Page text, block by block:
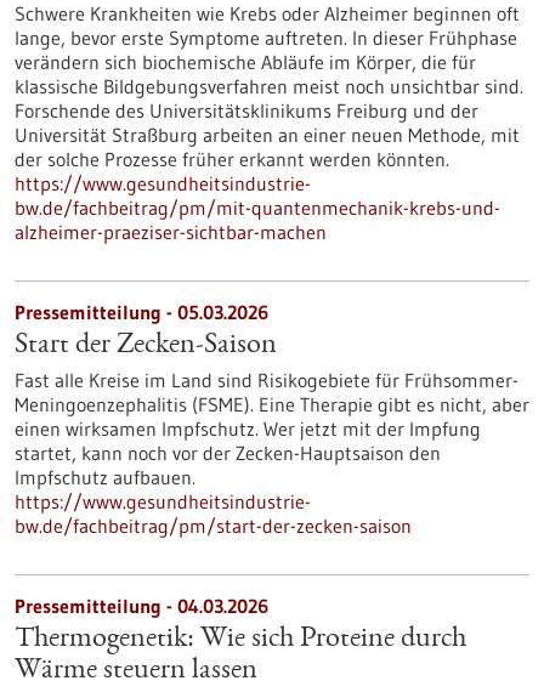
Schwere Krankheiten wie Krebs oder Alzheimer beginnen oft
lange, bevor erste Symptome auftreten. In dieser Frühphase
verändern sich biochemische Abläufe im Körper, die für
klassische Bildgebungsverfahren meist noch unsichtbar sind.
Forschende des Universitätsklinikums Freiburg und der
Universität Straßburg arbeiten an einer neuen Methode, mit
der solche Prozesse früher erkannt werden könnten.
https://www.gesundheitsindustrie-
bw.de/fachbeitrag/pm/mit-quantenmechanik-krebs-und-
alzheimer-praeziser-sichtbar-machen
Pressemitteilung - 05.03.2026
Start der Zecken-Saison
Fast alle Kreise im Land sind Risikogebiete für Frühsommer-
Meningoenzephalitis (FSME). Eine Therapie gibt es nicht, aber
einen wirksamen Impfschutz. Wer jetzt mit der Impfung
startet, kann noch vor der Zecken-Hauptsaison den
Impfschutz aufbauen.
https://www.gesundheitsindustrie-
bw.de/fachbeitrag/pm/start-der-zecken-saison
Pressemitteilung - 04.03.2026
Thermogenetik: Wie sich Proteine durch
Wärme steuern lassen